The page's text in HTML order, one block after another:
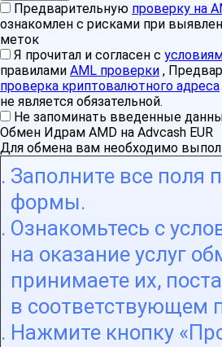
Предварительную проверку на
ознакомлен с рисками при
меток
Я прочитал и согласен с
правилами AML проверки ,
проверка криптовалютного адреса
не является обязательной.
Не запоминать введенные
Обмен Идрам AMD на Advcash EUR
Для обмена вам необходимо
Заполните все поля
формы.
Ознакомьтесь с
на оказание услуг
принимаете их,
в соответствующем
Нажмите кнопку